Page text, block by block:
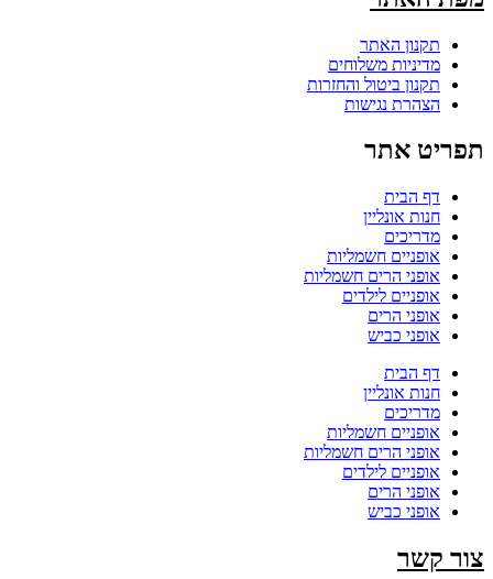
תקנון האתר
מדיניות משלוחים
תקנון ביטול והחזרות
הצהרת נגישות
תפריט אתר
דף הבית
חנות אונליין
מדריכים
אופניים חשמליות
אופני הרים חשמליות
אופניים לילדים
אופני הרים
אופני כביש
דף הבית
חנות אונליין
מדריכים
אופניים חשמליות
אופני הרים חשמליות
אופניים לילדים
אופני הרים
אופני כביש
צור קשר